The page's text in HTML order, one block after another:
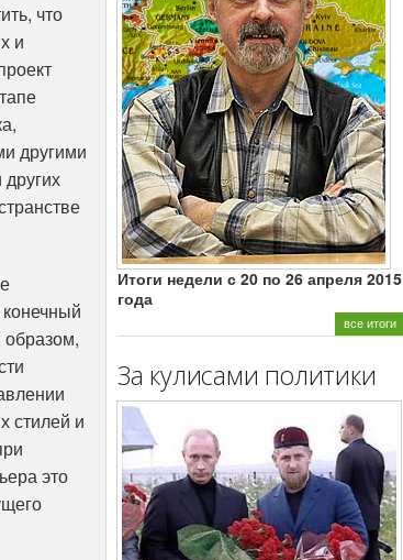
что
и
другими
стилей и
это
Итоги недели с 20 по 26 апреля 2015
года
все итоги
За кулисами политики